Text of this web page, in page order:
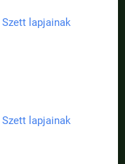
Szett lapjainak
Szett lapjainak